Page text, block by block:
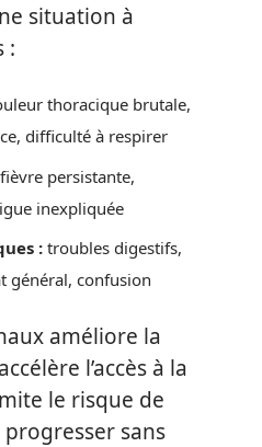
situation à
:
thoracique brutale,
difficulté à respirer
fièvre persistante,
inexpliquée
: troubles digestifs,
général, confusion
améliore la
l’accès à la
le risque de
sans